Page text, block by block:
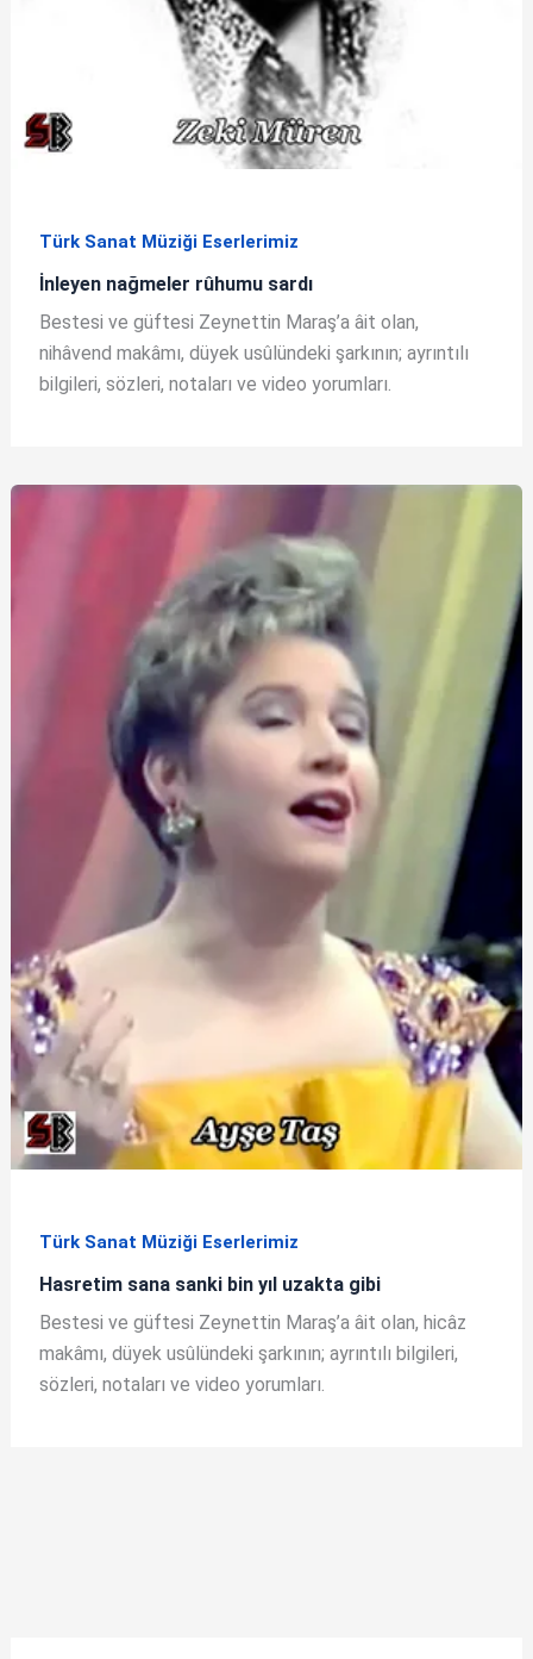
Türk Sanat Müziği Eserlerimiz
İnleyen nağmeler rûhumu sardı
Bestesi ve güftesi Zeynettin Maraş’a âit olan,
nihâvend makâmı, düyek usûlündeki şarkının; ayrıntılı
bilgileri, sözleri, notaları ve video yorumları.
Türk Sanat Müziği Eserlerimiz
Hasretim sana sanki bin yıl uzakta gibi
Bestesi ve güftesi Zeynettin Maraş’a âit olan, hicâz
makâmı, düyek usûlündeki şarkının; ayrıntılı bilgileri,
sözleri, notaları ve video yorumları.